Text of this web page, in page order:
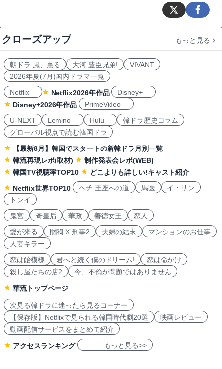
クローズアップ もっと見る
朝ドラ:風、薫る 大河:豊臣兄弟!
VIVANT
2026年夏(7月)国内ドラマ一覧
Netflix
Netflix2026年作品
Disney+
Disney+2026年作品
PrimeVideo
U-NEXT
Lemino Hulu
韓ドラ歴史コラム
グローバル視点で読む韓国ドラ
【最新8月】韓国でスタートの新韓ドラ月別一覧
韓流再現レポ(取材)
制作発表会レポ(WEB)
韓国TV視聴率TOP10
どこよりも詳しい!キャスト紹介
Netflix世界TOP10
ヘチ 王座への道 馬医
イ・サン
トンイ
鬼宮
奇皇后 華政 善徳女王 恋人
愛が来る 財閥 X 刑事2 夫婦の結末
マンションのお仕事
人妻キラー
恋は飴模様
君へと続く僕のドリーム!
恋は命がけ
殺し屋たちの店2
今、不倫が問題ではありません
華流トップページ
次見る韓ドラに迷ったら見るコーナー
【保存版】Netflixで見られる韓国時代劇20選
映画レビュー
動画配信サービスをまとめて紹介
アクセスランキング もっと見る>>